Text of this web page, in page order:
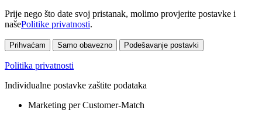
Prije nego što date svoj pristanak, molimo provjerite postavke i
našePolitike privatnosti.
Prihvaćam Samo obavezno Podešavanje postavki
Politika privatnosti
Individualne postavke zaštite podataka
Marketing per Customer-Match